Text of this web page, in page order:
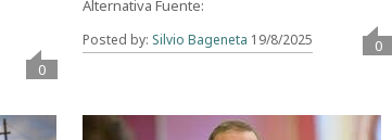
0
Alternativa Fuente:
Posted by: Silvio Bageneta 19/8/2025 0